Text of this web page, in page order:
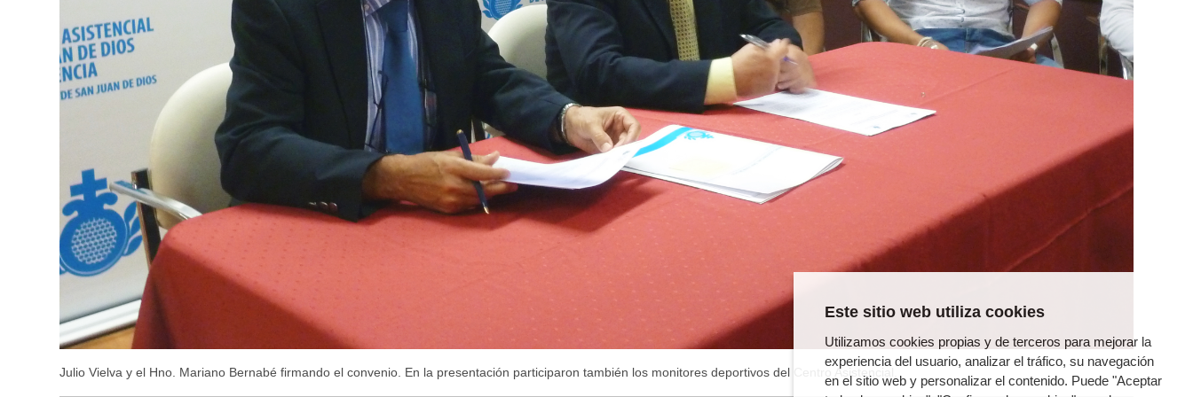
Julio Vielva y el Hno. Mariano Bernabé firmando el convenio. En la presentación participaron también los monitores deportivos del Centro Asistencial.
Este sitio web utiliza cookies
Utilizamos cookies propias y de terceros para mejorar la
experiencia del usuario, analizar el tráfico, su navegación
en el sitio web y personalizar el contenido. Puede "Aceptar